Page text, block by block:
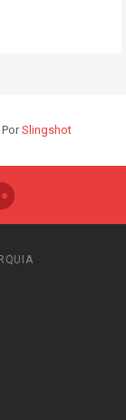
Slingshot